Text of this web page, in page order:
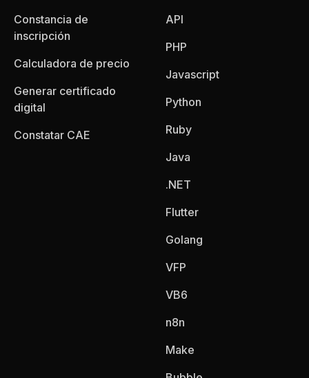
Constancia de
inscripción
Calculadora de precio
Generar certificado
digital
Constatar CAE
API
PHP
Javascript
Python
Ruby
Java
.NET
Flutter
Golang
VFP
VB6
n8n
Make